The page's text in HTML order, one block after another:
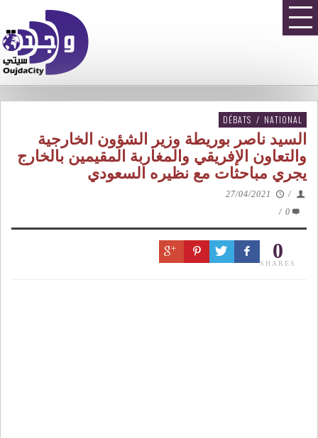
DÉBATS / NATIONAL
السيد ناصر بوريطة وزير الشؤون الخارجية
والتعاون الإفريقي والمغاربة المقيمين بالخارج
يجري مباحثات مع نظيره السعودي
/
27/04/2021
0
/
0
SHARES